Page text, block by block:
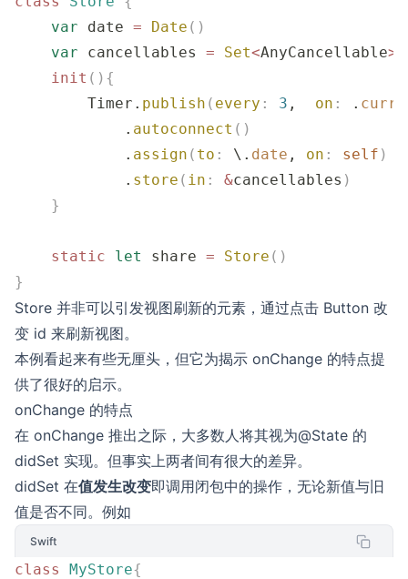
    var
date = Date ()
    var
cancellables = Set<AnyCancellable>
    init
(){
        Timer.
publish ( every : 3 , on : .
            .
autoconnect ()
            .
assign ( to : \. date , on : self )
            .
store ( in : &cancellables )
    }
    static
let share = Store ()
}
Store 并非可以引发视图刷新的元素，通过点击 Button 改
变 id 来刷新视图。
本例看起来有些无厘头，但它为揭示 onChange 的特点提
供了很好的启示。
onChange 的特点
在 onChange 推出之际，大多数人将其视为@State 的
didSet 实现。但事实上两者间有很大的差异。
didSet 在值发生改变即调用闭包中的操作，无论新值与旧
值是否不同。例如
Swift
class MyStore{